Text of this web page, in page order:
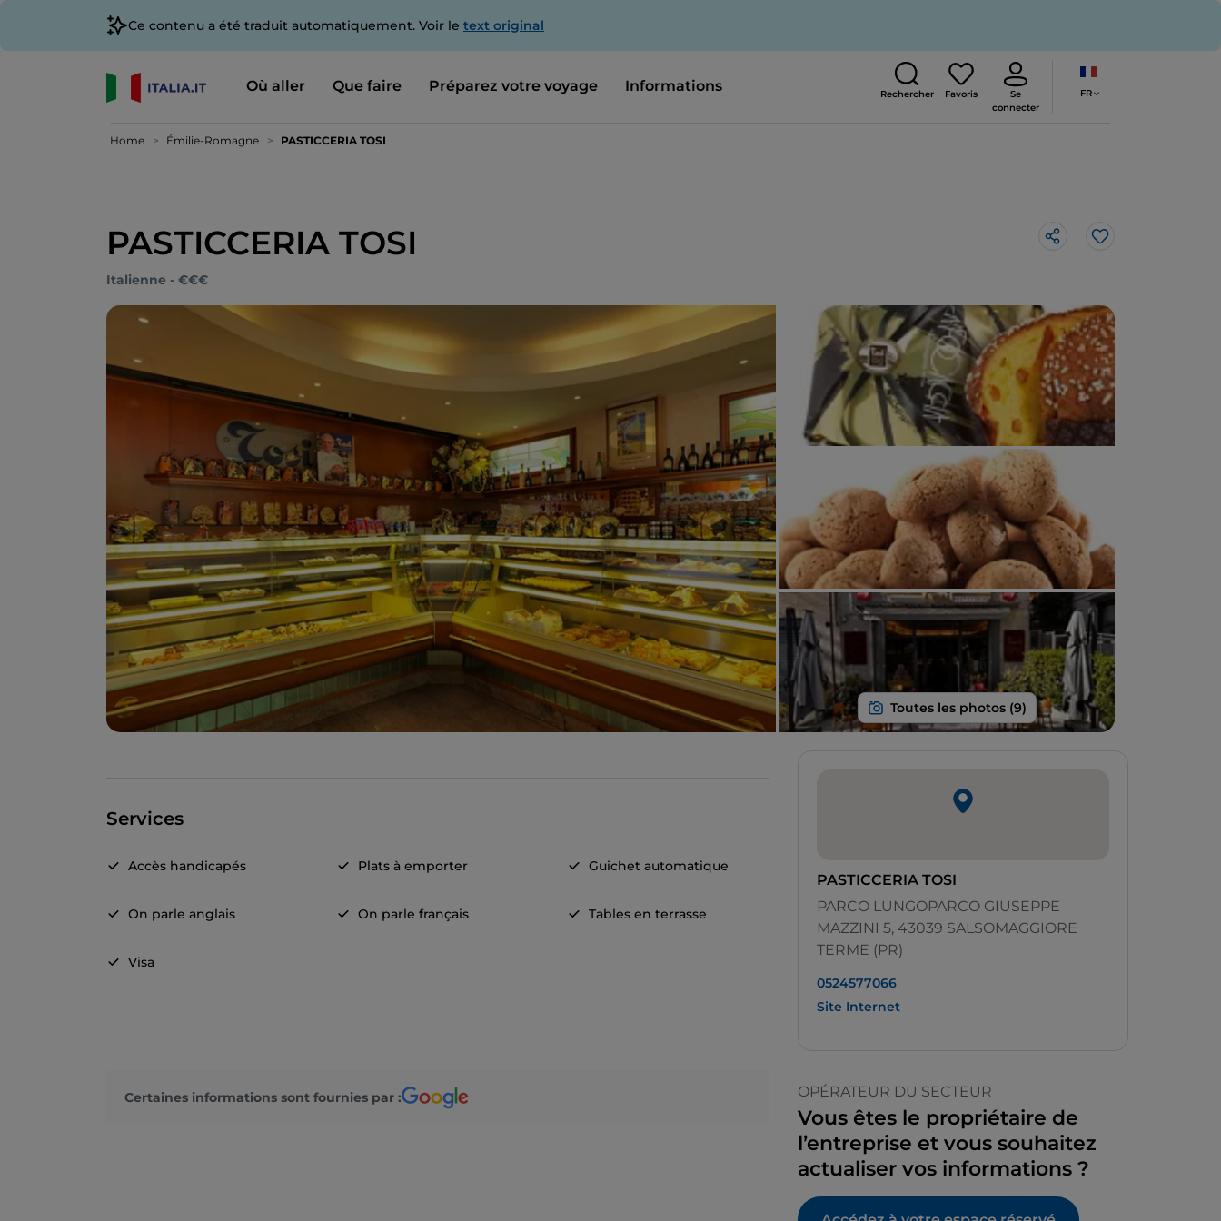
Ce contenu a été traduit automatiquement. Voir le text original
Où aller Que faire Préparez votre voyage Informations Rechercher Favoris
Se
connecter
FR
Home Émilie-Romagne PASTICCERIA TOSI
PASTICCERIA TOSI J’aime
Italienne - €€€
Services
Accès handicapés Plats à emporter Guichet automatique
On parle anglais On parle français Tables en terrasse
Visa
Certaines informations sont fournies par :
PASTICCERIA TOSI
PARCO LUNGOPARCO GIUSEPPE
MAZZINI 5, 43039 SALSOMAGGIORE
TERME (PR)
0524577066
Site Internet
OPÉRATEUR DU SECTEUR
Vous êtes le propriétaire de
l’entreprise et vous souhaitez
actualiser vos informations ?